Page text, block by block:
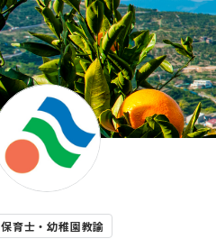
保育士・幼稚園教諭